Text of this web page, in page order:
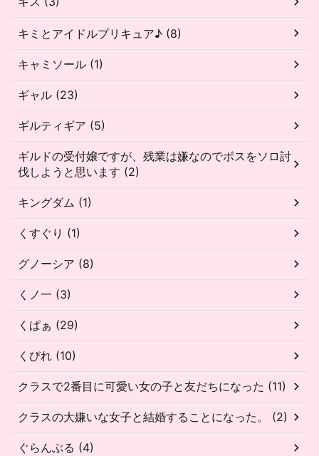
キミとアイドルプリキュア♪ (8)
キャミソール (1)
ギャル (23)
ギルティギア (5)
ギルドの受付嬢ですが、残業は嫌なのでボスをソロ討
伐しようと思います (2)
キングダム (1)
くすぐり (1)
グノーシア (8)
くノ一 (3)
くぱぁ (29)
くびれ (10)
クラスで2番目に可愛い女の子と友だちになった (11)
クラスの大嫌いな女子と結婚することになった。 (2)
ぐらんぶる (4)